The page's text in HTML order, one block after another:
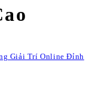
Giải Trí Online Đỉnh